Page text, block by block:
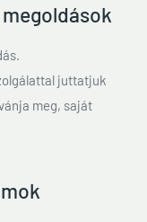
juttatjuk
meg, saját